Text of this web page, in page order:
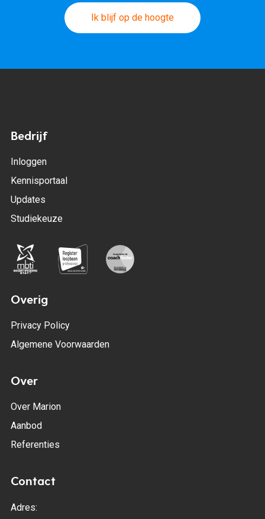
Ik blijf op de hoogte
Bedrijf
Inloggen
Kennisportaal
Updates
Studiekeuze
Overig
Privacy Policy
Algemene Voorwaarden
Over
Over Marion
Aanbod
Referenties
Contact
Adres: